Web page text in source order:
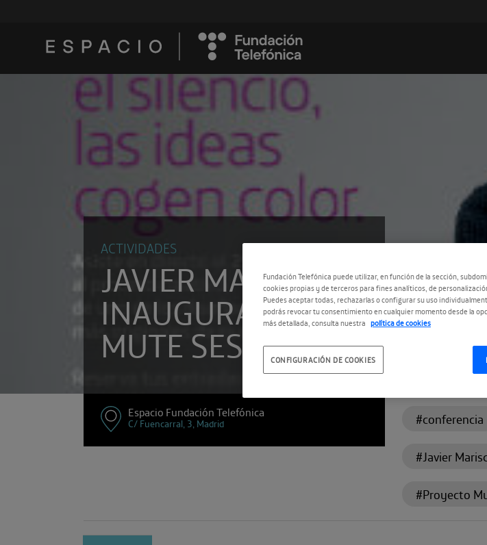
ACTIVIDADES
JAVIER MARISCAL
INAUGURA LAS
MUTE SESSIONS
Espacio Fundación Telefónica
C/ Fuencarral, 3, Madrid #conferencia
#Javier
#Proyecto
Fundación Telefónica puede utilizar, en función de la sección,
cookies propias y de terceros para fines analíticos, de
Puedes aceptar todas, rechazarlas o configurar su uso
podrás revocar tu consentimiento en cualquier momento desde la
más detallada, consulta nuestra política de cookies
CONFIGURACIÓN DE COOKIES